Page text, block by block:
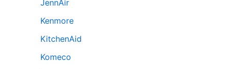
JennAir
Kenmore
KitchenAid
Komeco